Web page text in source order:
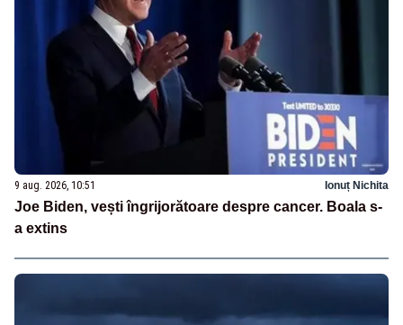
9 aug. 2026, 10:51 Ionuț Nichita
Joe Biden, vești îngrijorătoare despre cancer. Boala s-
a extins